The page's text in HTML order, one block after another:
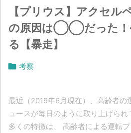
【プリウス】アクセル
の原因は◯◯だった！
る【暴走】
 考察
最近（2019年6月現在）、高齢者の
ュースが毎日のように取り上げら
多くの特徴は、 高齢者による運転